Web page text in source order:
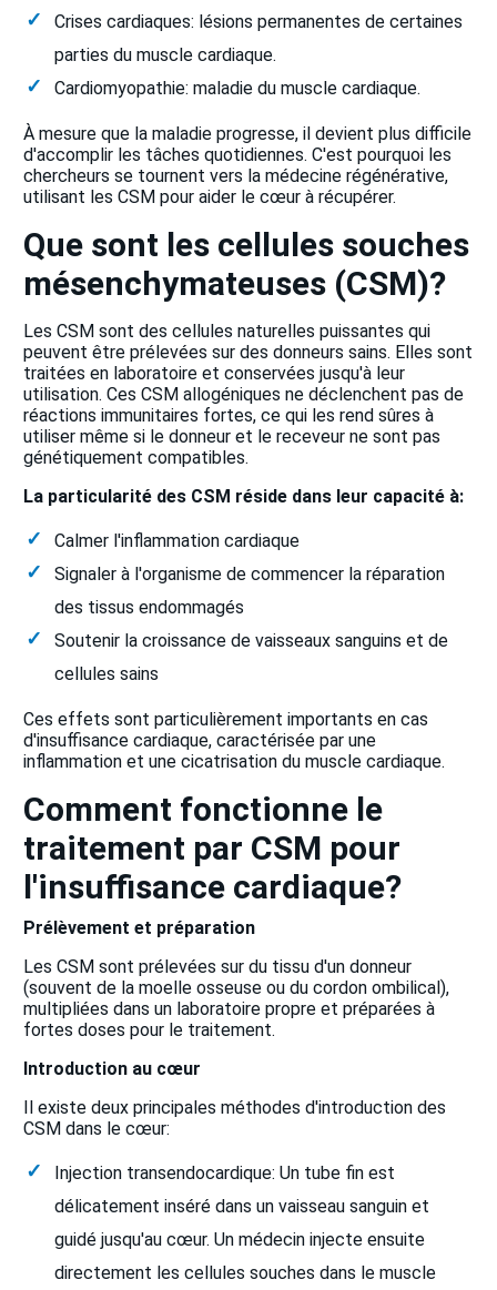
Crises cardiaques: lésions permanentes de certaines
parties du muscle cardiaque.
Cardiomyopathie: maladie du muscle cardiaque.
À mesure que la maladie progresse, il devient plus difficile
d'accomplir les tâches quotidiennes. C'est pourquoi les
chercheurs se tournent vers la médecine régénérative,
utilisant les CSM pour aider le cœur à récupérer.
Que sont les cellules souches
mésenchymateuses (CSM)?
Les CSM sont des cellules naturelles puissantes qui
peuvent être prélevées sur des donneurs sains. Elles sont
traitées en laboratoire et conservées jusqu'à leur
utilisation. Ces CSM allogéniques ne déclenchent pas de
réactions immunitaires fortes, ce qui les rend sûres à
utiliser même si le donneur et le receveur ne sont pas
génétiquement compatibles.
La particularité des CSM réside dans leur capacité à:
Calmer l'inflammation cardiaque
Signaler à l'organisme de commencer la réparation
des tissus endommagés
Soutenir la croissance de vaisseaux sanguins et de
cellules sains
Ces effets sont particulièrement importants en cas
d'insuffisance cardiaque, caractérisée par une
inflammation et une cicatrisation du muscle cardiaque.
Comment fonctionne le
traitement par CSM pour
l'insuffisance cardiaque?
Prélèvement et préparation
Les CSM sont prélevées sur du tissu d'un donneur
(souvent de la moelle osseuse ou du cordon ombilical),
multipliées dans un laboratoire propre et préparées à
fortes doses pour le traitement.
Introduction au cœur
Il existe deux principales méthodes d'introduction des
CSM dans le cœur:
Injection transendocardique: Un tube fin est
délicatement inséré dans un vaisseau sanguin et
guidé jusqu'au cœur. Un médecin injecte ensuite
directement les cellules souches dans le muscle